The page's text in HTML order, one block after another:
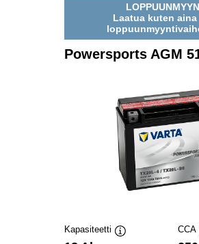
Laatua kuten
Powersports AGM
Kapasiteetti
CCA